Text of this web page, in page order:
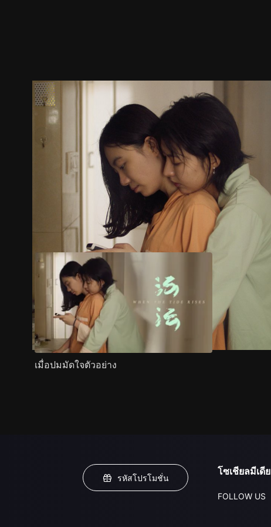
ภาพนิ่ง เนื้อหาที่แนะนำ รายละเอียด
เมื่อปมมัดใจตัวอย่าง
รหัสโปรโมชั่น
โซเชียลมีเดีย
FOLLOW US